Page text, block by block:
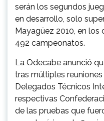
serán los segundos
en desarrollo, solo
Mayagüez 2010, en los
492 campeonatos.
La Odecabe anunció
tras múltiples
Delegados Técnicos
respectivas
de las pruebas que